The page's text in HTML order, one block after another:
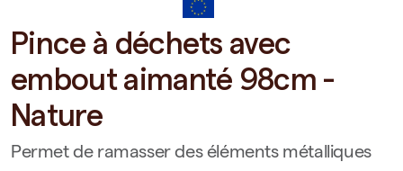
Pince à déchets avec
embout aimanté 98cm -
Nature
Permet de ramasser des éléments métalliques